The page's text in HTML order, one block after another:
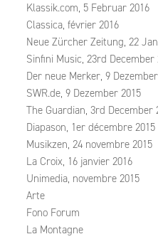
Klassik.com, 5 Februar 2016
Classica, février 2016
Neue Zürcher Zeitung, 22
Sinfini Music, 23rd December
Der neue Merker, 9
SWR.de, 9 Dezember 2015
The Guardian, 3rd December
Diapason, 1er décembre 2015
Musikzen, 24 novembre 2015
La Croix, 16 janvier 2016
Unimedia, novembre 2015
Arte
Fono Forum
La Montagne